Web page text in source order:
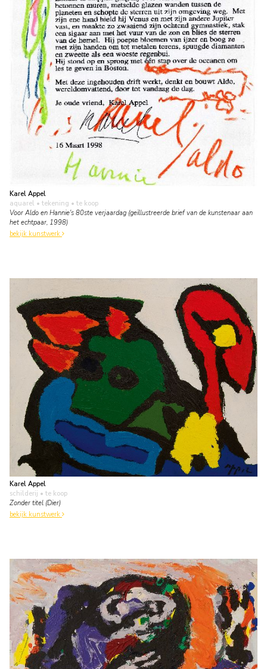
Karel Appel
aquarel • tekening • te koop
Voor Aldo en Hannie's 80ste verjaardag (geïllustreerde brief van de kunstenaar aan
het echtpaar, 1998)
bekijk kunstwerk
Karel Appel
schilderij • te koop
Zonder titel (Dier)
bekijk kunstwerk